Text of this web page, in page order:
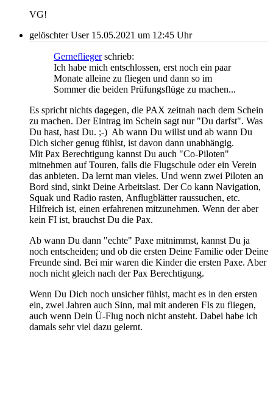
VG!
gelöschter User 15.05.2021 um 12:45 Uhr
Gernefliegerschrieb:
Ich habe mich entschlossen, erst noch ein paar
Monate alleine zu fliegen und dann so im
Sommer die beiden Prüfungsflüge zu machen...
Es spricht nichts dagegen, die PAX zeitnah nach dem Schein
zu machen. Der Eintrag im Schein sagt nur "Du darfst". Was
Du hast, hast Du. ;-) Ab wann Du willst und ab wann Du
Dich sicher genug fühlst, ist davon dann unabhängig.
Mit Pax Berechtigung kannst Du auch "Co-Piloten"
mitnehmen auf Touren, falls die Flugschule oder ein Verein
das anbieten. Da lernt man vieles. Und wenn zwei Piloten an
Bord sind, sinkt Deine Arbeitslast. Der Co kann Navigation,
Squak und Radio rasten, Anflugblätter raussuchen, etc.
Hilfreich ist, einen erfahrenen mitzunehmen. Wenn der aber
kein FI ist, brauchst Du die Pax.
Ab wann Du dann "echte" Paxe mitnimmst, kannst Du ja
noch entscheiden; und ob die ersten Deine Familie oder Deine
Freunde sind. Bei mir waren die Kinder die ersten Paxe. Aber
noch nicht gleich nach der Pax Berechtigung.
Wenn Du Dich noch unsicher fühlst, macht es in den ersten
ein, zwei Jahren auch Sinn, mal mit anderen FIs zu fliegen,
auch wenn Dein Ü-Flug noch nicht ansteht. Dabei habe ich
damals sehr viel dazu gelernt.